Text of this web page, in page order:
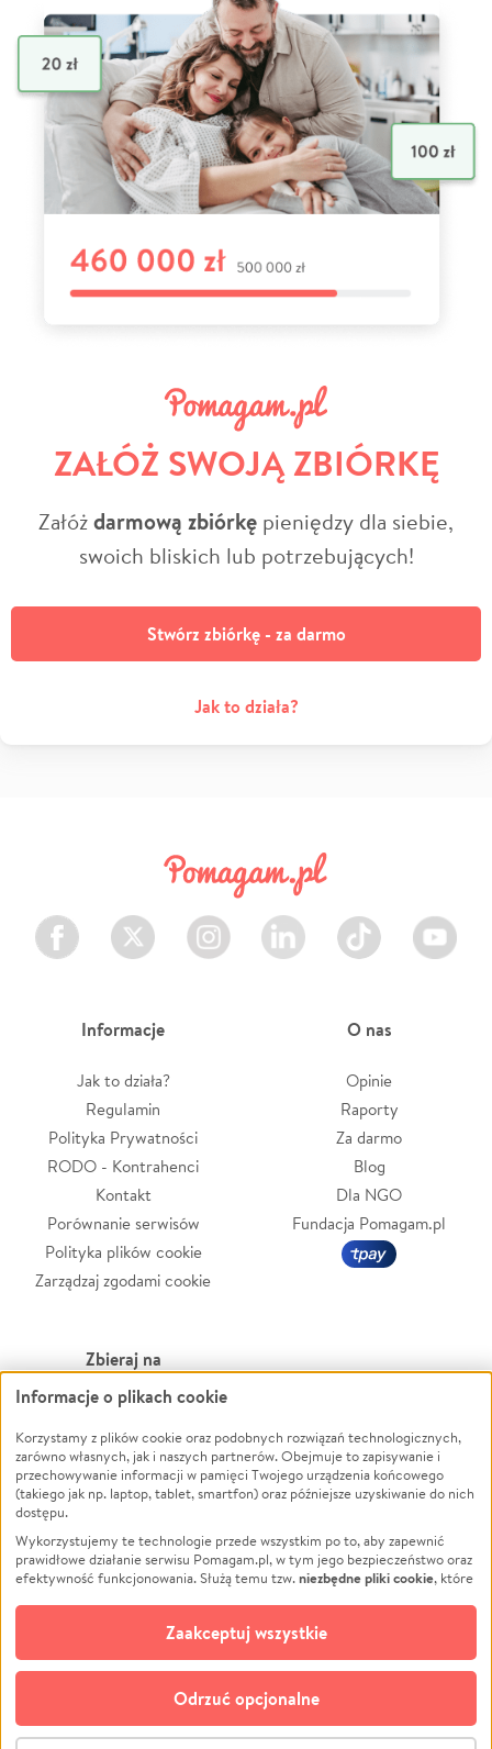
ZAŁÓŻ SWOJĄ ZBIÓRKĘ
Załóżdarmową zbiórkę pieniędzy dla siebie,
swoich bliskich lub potrzebujących!
Stwórz zbiórkę - za darmo
Jak to działa?
Facebook Twitter Instagram LinkedIn TikTok Youtube
Informacje
Jak to działa?
Regulamin
Polityka Prywatności
RODO - Kontrahenci
Kontakt
Porównanie serwisów
Polityka plików cookie
Zarządzaj zgodami cookie
O nas
Opinie
Raporty
Za darmo
Blog
Dla NGO
Fundacja Pomagam.pl
Zbieraj na
Leczenie
Zwierzęta
Pożar
Ukraina
Pomoc Finansowa
Projekty
Pogrzeb
Społeczność lokalna
Kultura
Powódź
Wichura
NGO
Edukacja
Podróż
Impreza
Ochrona środowiska
Biznes
© CROWDING SP. Z O.O.
Informacje o plikach cookie
Korzystamy z plików cookie oraz podobnych rozwiązań technologicznych,
zarówno własnych, jak i naszych partnerów. Obejmuje to zapisywanie i
przechowywanie informacji w pamięci Twojego urządzenia końcowego
(takiego jak np. laptop, tablet, smartfon) oraz późniejsze uzyskiwanie do nich
dostępu.
Wykorzystujemy te technologie przede wszystkim po to, aby zapewnić
prawidłowe działanie serwisu Pomagam.pl, w tym jego bezpieczeństwo oraz
efektywność funkcjonowania. Służą temu tzw.niezbędne pliki cookie, które
opcjonalnych plików cookie
technologii do celów analitycznych i retargetingowych. Możesz wyrazić
zgodę na ich stosowanie lub jej odmówić. W dowolnym momencie masz
możliwość zmiany swoich preferencji na stronie „Zarządzaj zgodami cookie”,
do której link znajdziesz w stopce serwisu Pomagam.pl. Opcjonalne pliki
cookie wykorzystywane są w następujących celach:
Odrzuć opcjonalne
Zaakceptuj wszystkie